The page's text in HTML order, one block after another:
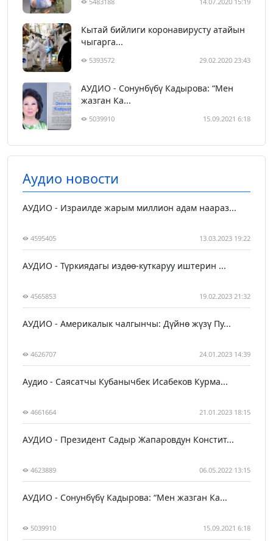
Кытай бийлиги коронавирусту атайын
чыгарга...
5393572 29.02.2020 23:43
АУДИО - Сонунбүбү Кадырова: “Мен
жазган Ка...
5039910 15.09.2021 6:18
Аудио новости
АУДИО - Израилде жарым миллион адам наараз...
4595405 13.03.2023 19:22
АУДИО - Түркиядагы издөө-куткаруу иштерин ...
4565853 19.02.2023 21:32
АУДИО - Америкалык чалгынчы: Дүйнө жүзү Пу...
4626707 24.01.2023 14:39
Аудио - Саясатчы Кубанычбек Исабеков Курма...
4661664 21.01.2023 18:15
АУДИО - Президент Садыр Жапаровдун Констит...
4623889 06.05.2022 13:15
АУДИО - Сонунбүбү Кадырова: “Мен жазган Ка...
5039910 15.09.2021 6:18